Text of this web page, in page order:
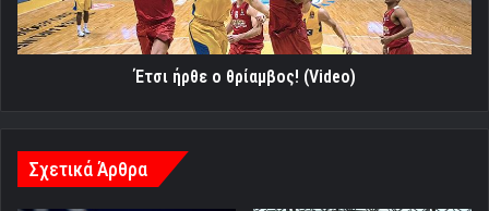
Έτσι ήρθε ο θρίαμβος! (Video)
Σχετικά Άρθρα